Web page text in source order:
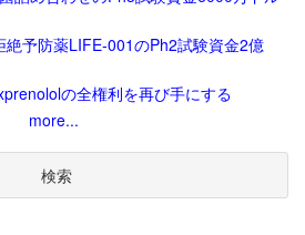
予防薬LIFE-001のPh2試験資金2億
の全権利を再び手にする
more...
検索